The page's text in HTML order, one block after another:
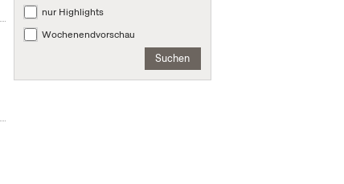
nur Highlights
Wochenendvorschau
Suchen